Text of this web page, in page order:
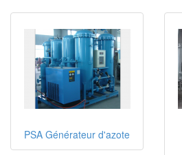
PSA Générateur d'azote